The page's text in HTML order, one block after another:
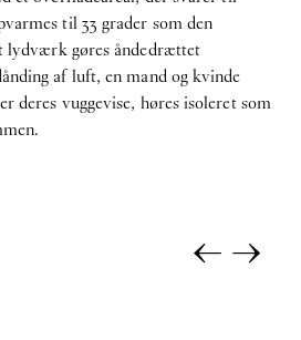
til 33 grader som den
lydværk gøres åndedrættet
af luft, en mand og kvinde
deres vuggevise, høres isoleret som
←→